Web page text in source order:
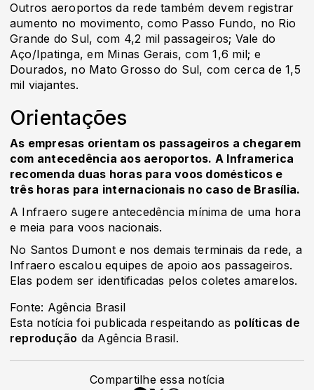
Outros aeroportos da rede também devem registrar
aumento no movimento, como Passo Fundo, no Rio
Grande do Sul, com 4,2 mil passageiros; Vale do
Aço/Ipatinga, em Minas Gerais, com 1,6 mil; e
Dourados, no Mato Grosso do Sul, com cerca de 1,5
mil viajantes.
Orientações
As empresas orientam os passageiros a chegarem
com antecedência aos aeroportos. A Inframerica
recomenda duas horas para voos domésticos e
três horas para internacionais no caso de Brasília.
A Infraero sugere antecedência mínima de uma hora
e meia para voos nacionais.
No Santos Dumont e nos demais terminais da rede, a
Infraero escalou equipes de apoio aos passageiros.
Elas podem ser identificadas pelos coletes amarelos.
Fonte: Agência Brasil
Esta notícia foi publicada respeitando as políticas de
reprodução da Agência Brasil.
Compartilhe essa notícia